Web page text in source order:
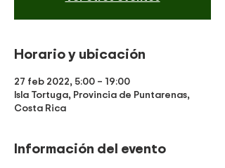
Horario y ubicación
27 feb 2022, 5:00 – 19:00
Isla Tortuga, Provincia de Puntarenas,
Costa Rica
Información del evento